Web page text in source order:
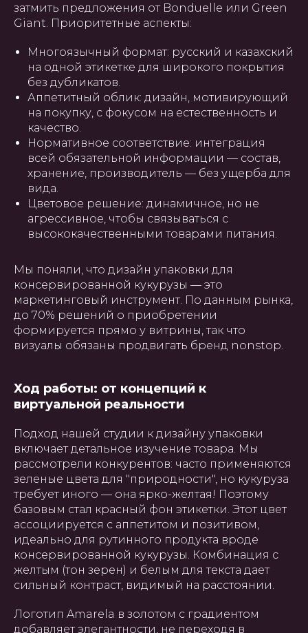
затмить предложения от Bonduelle или Green
Giant. Приоритетные аспекты:
Многоязычный формат: русский и казахский
на одной этикетке для широкого покрытия
без дубликатов.
Аппетитный облик: дизайн, мотивирующий
на покупку, с фокусом на естественность и
качество.
Нормативное соответствие: интеграция
всей обязательной информации — состав,
хранение, производитель — без ущерба для
вида.
Цветовое решение: динамичное, но не
агрессивное, чтобы связываться с
высококачественными товарами питания.
Мы поняли, что дизайн упаковки для
консервированной кукурузы — это
маркетинговый инструмент. По данным рынка,
до 70% решений о приобретении
формируется прямо у витрины, так что
визуалы обязаны продвигать бренд nonstop.
Ход работы: от концепций к
виртуальной реальности
Подход нашей студии к дизайну упаковки
включает детальное изучение товара. Мы
рассмотрели конкурентов: часто применяются
зеленые цвета для "природности", но кукуруза
требует иного — она ярко-желтая! Поэтому
базовым стал красный фон этикетки. Этот цвет
ассоциируется с аппетитом и позитивом,
идеально для рутинного продукта вроде
консервированной кукурузы. Комбинация с
желтым (тон зерен) и белым для текста дает
сильный контраст, видимый на расстоянии.
Логотип Amarela в золотом с градиентом
добавляет элегантности, не переходя в